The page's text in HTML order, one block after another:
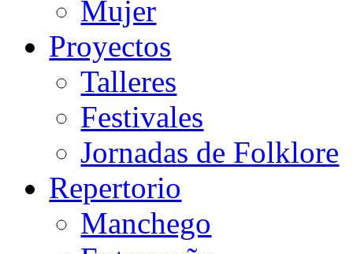
Mujer
Proyectos
Talleres
Festivales
Jornadas de Folklore
Repertorio
Manchego